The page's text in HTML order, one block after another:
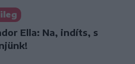
Ella: Na, indíts, s